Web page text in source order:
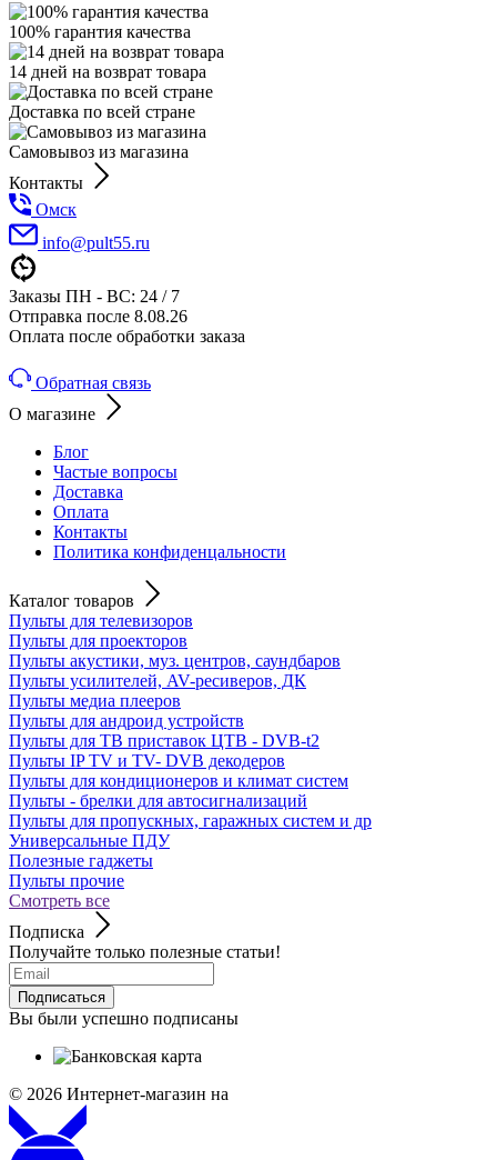
100% гарантия качества
14 дней на возврат товара
Доставка по всей стране
Самовывоз из магазина
Контакты
Омск
info@pult55.ru
Заказы ПН - ВС: 24 / 7
Отправка после 8.08.26
Оплата после обработки заказа
Обратная связь
О магазине
Блог
Частые вопросы
Доставка
Оплата
Контакты
Политика конфиденцальности
Каталог товаров
Пульты для телевизоров
Пульты для проекторов
Пульты акустики, муз. центров, саундбаров
Пульты усилителей, AV-ресиверов, ДК
Пульты медиа плееров
Пульты для андроид устройств
Пульты для ТВ приставок ЦТВ - DVB-t2
Пульты IP TV и TV- DVB декодеров
Пульты для кондиционеров и климат систем
Пульты - брелки для автосигнализаций
Пульты для пропускных, гаражных систем и др
Универсальные ПДУ
Полезные гаджеты
Пульты прочие
Смотреть все
Подписка
Получайте только полезные статьи!
Подписаться
Вы были успешно подписаны
© 2026 Интернет-магазин на